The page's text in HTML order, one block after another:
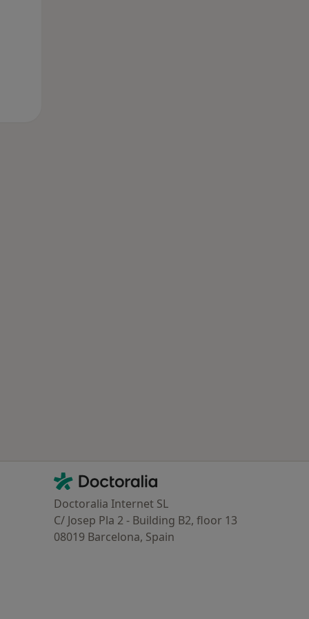
Contacto
Doctoralia - Homepage
Doctoralia Internet SL
C/ Josep Pla 2 - Building B2, floor 13
08019 Barcelona, Spain